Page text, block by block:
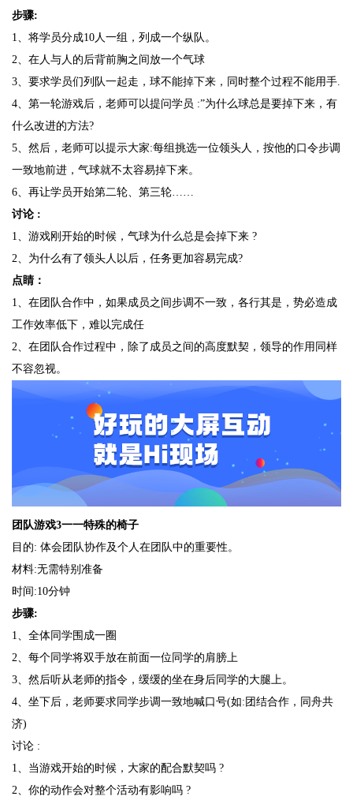
步骤:
1、将学员分成10人一组，列成一个纵队。
2、在人与人的后背前胸之间放一个气球
3、要求学员们列队一起走，球不能掉下来，同时整个过程不能用手.
4、第一轮游戏后，老师可以提问学员 :”为什么球总是要掉下来，有
什么改进的方法?
5、然后，老师可以提示大家:每组挑选一位领头人，按他的口令步调
一致地前进，气球就不太容易掉下来。
6、再让学员开始第二轮、第三轮……
讨论 :
1、游戏刚开始的时候，气球为什么总是会掉下来 ?
2、为什么有了领头人以后，任务更加容易完成?
点睛：
1、在团队合作中，如果成员之间步调不一致，各行其是，势必造成
工作效率低下，难以完成任
2、在团队合作过程中，除了成员之间的高度默契，领导的作用同样
不容忽视。
团队游戏3一一特殊的椅子
目的: 体会团队协作及个人在团队中的重要性。
材料:无需特别准备
时间:10分钟
步骤:
1、全体同学围成一圈
2、每个同学将双手放在前面一位同学的肩膀上
3、然后听从老师的指令，缓缓的坐在身后同学的大腿上。
4、坐下后，老师要求同学步调一致地喊口号(如:团结合作，同舟共
济)
讨论 :
1、当游戏开始的时候，大家的配合默契吗 ?
2、你的动作会对整个活动有影响吗 ?